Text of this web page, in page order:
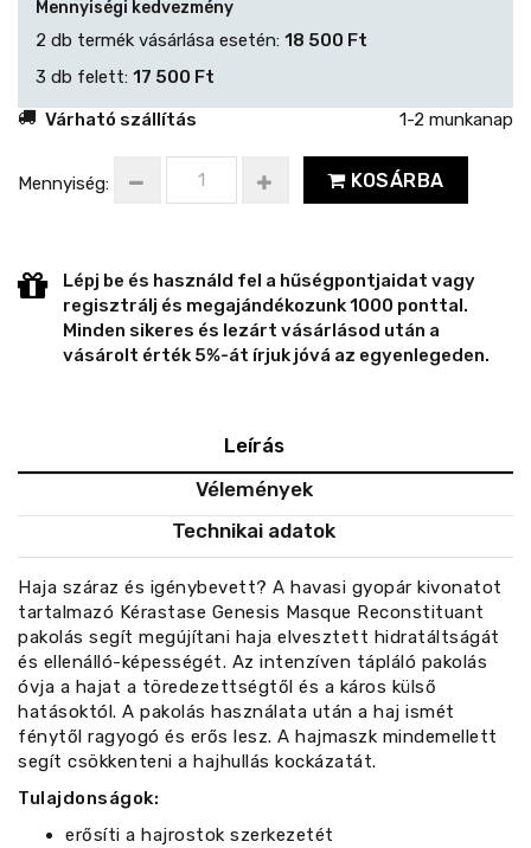
Mennyiségi kedvezmény
2 db termék vásárlása esetén: 18 500 Ft
3 db felett: 17 500 Ft
Várható szállítás
1-2 munkanap
Mennyiség: KOSÁRBA
Lépj be és használd fel a hűségpontjaidat vagy
regisztrálj és megajándékozunk 1000 ponttal.
Minden sikeres és lezárt vásárlásod után a
vásárolt érték 5%-át írjuk jóvá az egyenlegeden.
Leírás
Vélemények
Technikai adatok
Haja száraz és igénybevett? A havasi gyopár kivonatot
tartalmazó Kérastase Genesis Masque Reconstituant
pakolás segít megújítani haja elvesztett hidratáltságát
és ellenálló-képességét. Az intenzíven tápláló pakolás
óvja a hajat a töredezettségtől és a káros külső
hatásoktól. A pakolás használata után a haj ismét
fénytől ragyogó és erős lesz. A hajmaszk mindemellett
segít csökkenteni a hajhullás kockázatát.
Tulajdonságok:
erősíti a hajrostok szerkezetét